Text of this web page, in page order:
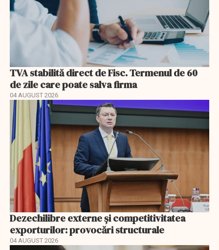
TVA stabilită direct de Fisc. Termenul de 60
de zile care poate salva firma
04 AUGUST 2026
Dezechilibre externe și competitivitatea
exporturilor: provocări structurale
04 AUGUST 2026